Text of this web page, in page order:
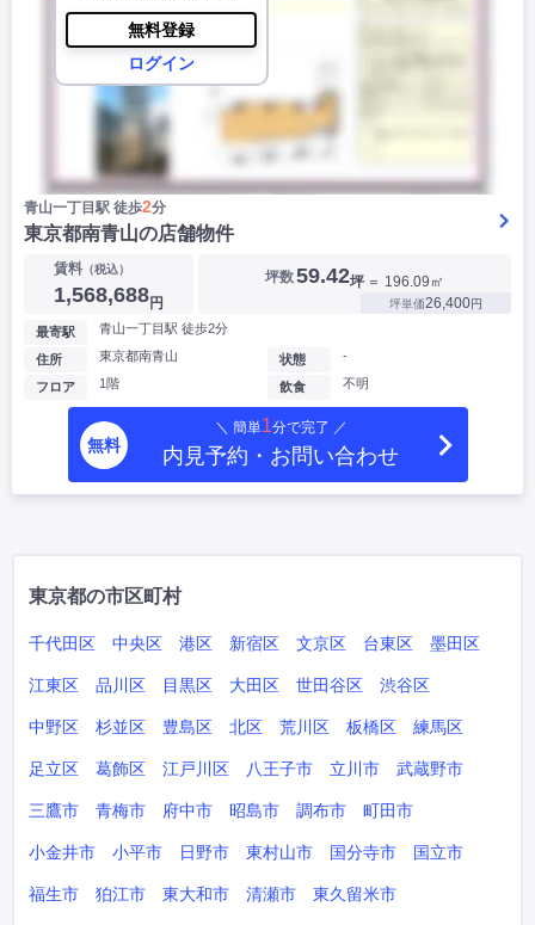
無料登録
ログイン
青山一丁目駅 徒歩2分
東京都南青山の店舗物件
賃料 （税込）
1,568,688円
坪数59.42坪 ＝ 196.09㎡
坪単価26,400円
最寄駅 青山一丁目駅 徒歩2分
住所 東京都南青山
フロア 1階
状態 -
飲食 不明
無料
＼ 簡単1分で完了 ／
内見予約・お問い合わせ
東京都の市区町村
千代田区 中央区 港区 新宿区 文京区 台東区 墨田区
江東区 品川区 目黒区 大田区 世田谷区 渋谷区
中野区 杉並区 豊島区 北区 荒川区 板橋区 練馬区
足立区 葛飾区 江戸川区 八王子市 立川市 武蔵野市
三鷹市 青梅市 府中市 昭島市 調布市 町田市
小金井市 小平市 日野市 東村山市 国分寺市 国立市
福生市 狛江市 東大和市 清瀬市 東久留米市